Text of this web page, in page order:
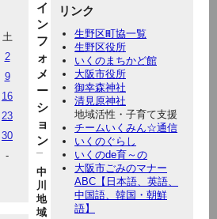
土
2
9
16
23
30
-
リンク
生野区町協一覧
生野区役所
いくのまちかど館
大阪市役所
御幸森神社
清見原神社
地域活性・子育て支援
チームいくみん☆通信
いくのぐらし
いくのde育～の
大阪市ごみのマナー
ABC【日本語、英語、
中国語、韓国・朝鮮
語】
イ
ン
フ
ォ
メ
ー
シ
ョ
ン
中
川
地
域